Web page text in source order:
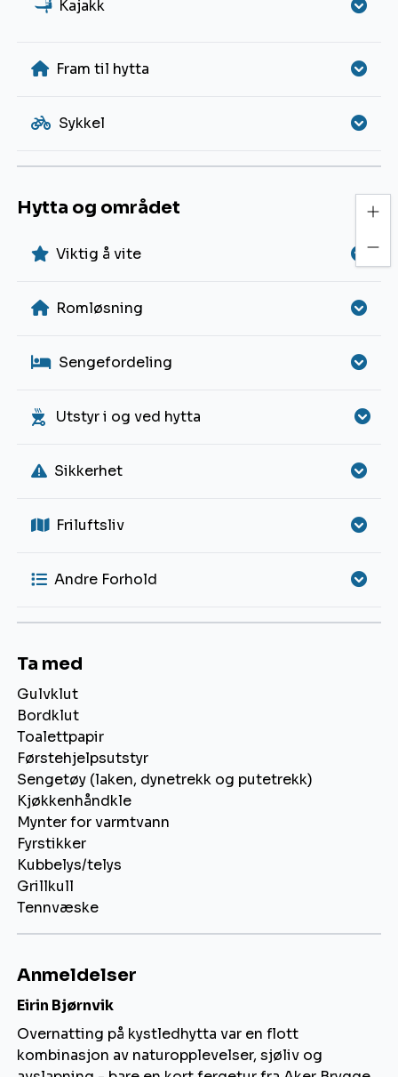
a Kajakk
Fram til hytta
Sykkel
Hytta og området
Viktig å vite
Romløsning
Sengefordeling
Utstyr i og ved hytta
Sikkerhet
Friluftsliv
Andre Forhold
Ta med
Gulvklut
Bordklut
Toalettpapir
Førstehjelpsutstyr
Sengetøy (laken, dynetrekk og putetrekk)
Kjøkkenhåndkle
Mynter for varmtvann
Fyrstikker
Kubbelys/telys
Grillkull
Tennvæske
Anmeldelser
Eirin Bjørnvik
Overnatting på kystledhytta var en flott
kombinasjon av naturopplevelser, sjøliv og